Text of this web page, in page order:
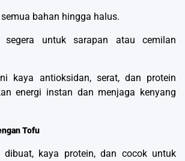
semua bahan hingga halus.
segera untuk sarapan atau cemilan
kaya antioksidan, serat, dan protein
energi instan dan menjaga kenyang
Tofu
kaya protein, dan cocok untuk